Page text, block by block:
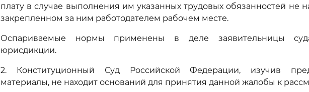
плату в случае выполнения им указанных трудовых обязанностей не
закрепленном за ним работодателем рабочем месте.
Оспариваемые нормы применены в деле заявительницы
юрисдикции.
2. Конституционный Суд Российской Федерации, изучив
материалы, не находит оснований для принятия данной жалобы к